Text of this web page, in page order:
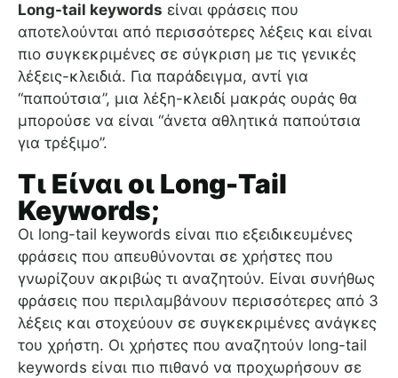
Long-tail keywords είναι φράσεις που
αποτελούνται από περισσότερες λέξεις και είναι
πιο συγκεκριμένες σε σύγκριση με τις γενικές
λέξεις-κλειδιά. Για παράδειγμα, αντί για
“παπούτσια”, μια λέξη-κλειδί μακράς ουράς θα
μπορούσε να είναι “άνετα αθλητικά παπούτσια
για τρέξιμο”.
Τι Είναι οι Long-Tail
Keywords;
Οι long-tail keywords είναι πιο εξειδικευμένες
φράσεις που απευθύνονται σε χρήστες που
γνωρίζουν ακριβώς τι αναζητούν. Είναι συνήθως
φράσεις που περιλαμβάνουν περισσότερες από 3
λέξεις και στοχεύουν σε συγκεκριμένες ανάγκες
του χρήστη. Οι χρήστες που αναζητούν long-tail
keywords είναι πιο πιθανό να προχωρήσουν σε